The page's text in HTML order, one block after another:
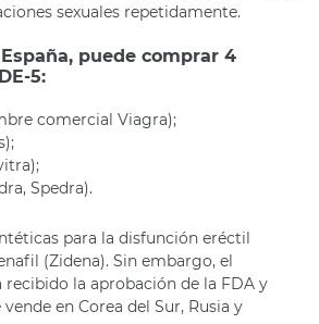
sexuales repetidamente.
puede comprar 4
5:
comercial Viagra);
Spedra).
para la disfunción eréctil
(Zidena). Sin embargo, el
la aprobación de la FDA y
en Corea del Sur, Rusia y